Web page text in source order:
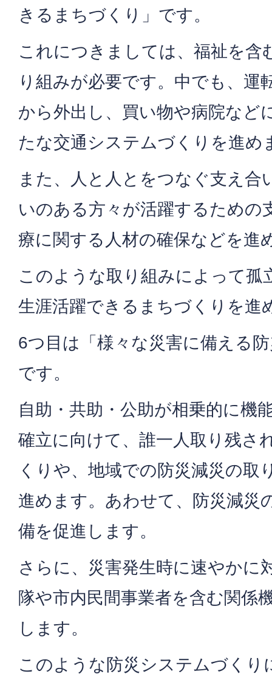
きるまちづくり」です。
これにつきましては、福祉を含
り組みが必要です。中でも、運
から外出し、買い物や病院など
たな交通システムづくりを進め
また、人と人とをつなぐ支え合
いのある方々が活躍するための
療に関する人材の確保などを進
このような取り組みによって孤
生涯活躍できるまちづくりを進
6つ目は「様々な災害に備える
です。
自助・共助・公助が相乗的に機
確立に向けて、誰一人取り残さ
くりや、地域での防災減災の取
進めます。あわせて、防災減災
備を促進します。
さらに、災害発生時に速やかに
隊や市内民間事業者を含む関係
します。
このような防災システムづくり